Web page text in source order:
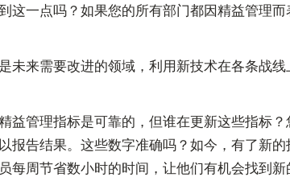
这一点吗？如果您的所有部门都因精益管理
未来需要改进的领域，利用新技术在各条战线
益管理指标是可靠的，但谁在更新这些指标
报告结果。这些数字准确吗？如今，有了新
每周节省数小时的时间，让他们有机会找到新